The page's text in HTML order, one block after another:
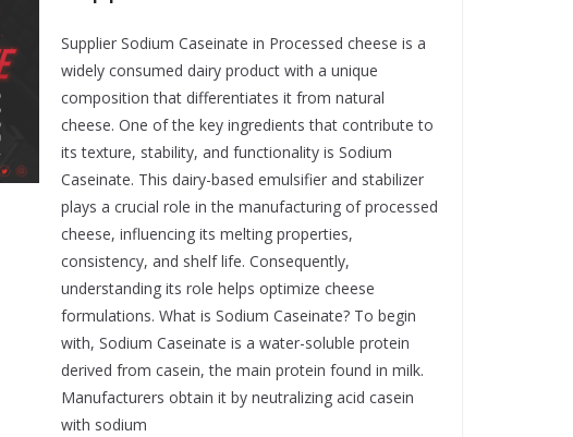
Supplier Sodium Caseinate in Processed cheese is a
widely consumed dairy product with a unique
composition that differentiates it from natural
cheese. One of the key ingredients that contribute to
its texture, stability, and functionality is Sodium
Caseinate. This dairy-based emulsifier and stabilizer
plays a crucial role in the manufacturing of processed
cheese, influencing its melting properties,
consistency, and shelf life. Consequently,
understanding its role helps optimize cheese
formulations. What is Sodium Caseinate? To begin
with, Sodium Caseinate is a water-soluble protein
derived from casein, the main protein found in milk.
Manufacturers obtain it by neutralizing acid casein
with sodium